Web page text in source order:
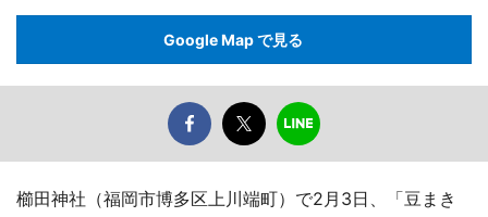
Google Map で見る
櫛田神社（福岡市博多区上川端町）で2月3日、「豆まき